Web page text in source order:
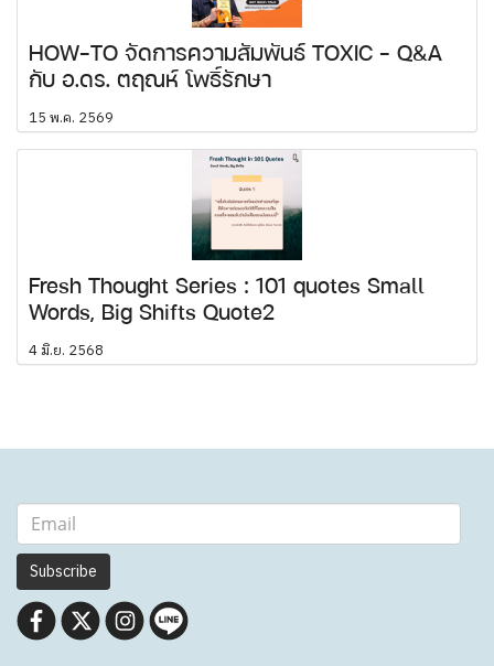
HOW-TO จัดการความสัมพันธ์ TOXIC - Q&A
กับ อ.ดร. ตฤณห์ โพธิ์รักษา
15 พ.ค. 2569
Fresh Thought Series : 101 quotes Small
Words, Big Shifts Quote2
4 มิ.ย. 2568
Subscribe